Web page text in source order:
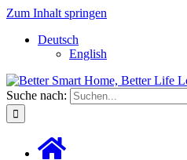
Zum Inhalt springen
Deutsch
English
Suche nach: